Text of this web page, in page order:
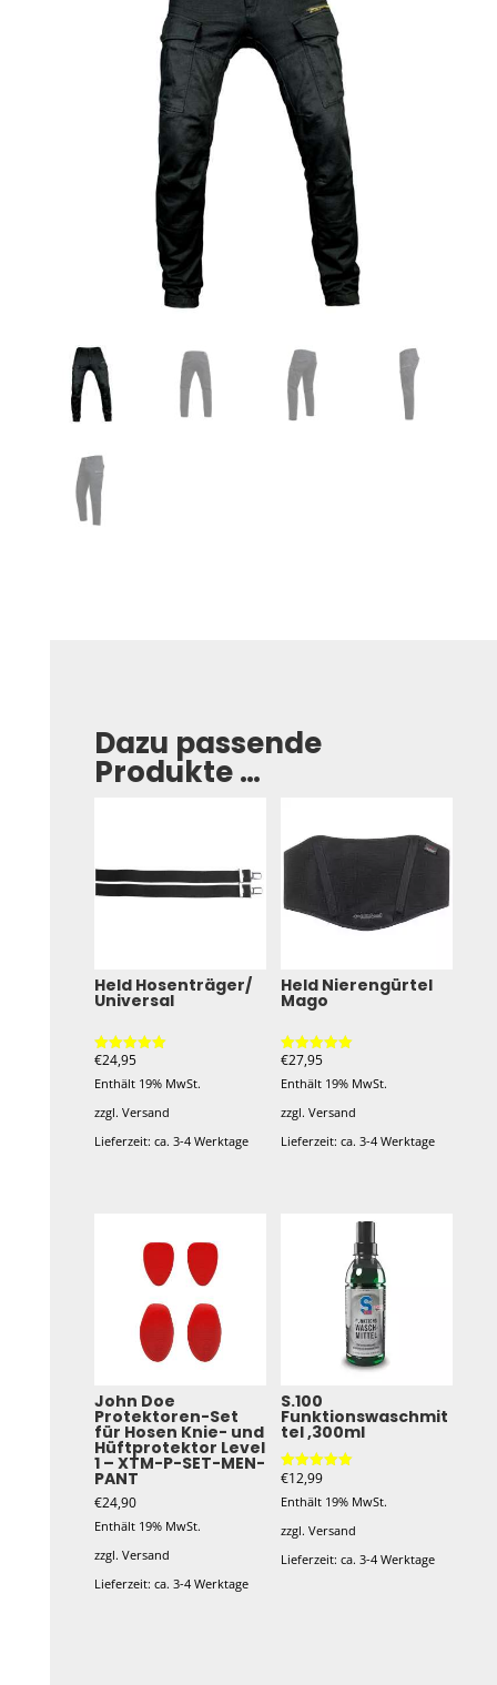
Dazu passende
Produkte …
Held Hosenträger/
Universal
Bewertet mit
von 5
€24,95
Enthält 19% MwSt.
zzgl.Versand
Lieferzeit: ca. 3-4 Werktage
mehrere
Varianten
können
auf
der
Produktseite
gewählt
werden
Held Nierengürtel
Mago
Bewertet mit
von 5
€27,95
Enthält 19% MwSt.
zzgl. Versand
Lieferzeit: ca. 3-4 Werktage
Varianten
können
der
Produktseite
gewählt
werden
John Doe
Protektoren-Set
für Hosen Knie- und
Hüftprotektor Level
1 – XTM-P-SET-MEN-
PANT
€24,90
Enthält 19% MwSt.
zzgl.Versand
Lieferzeit: ca. 3-4 Werktage
S.100
Funktionswaschmit
tel ,300ml
Bewertet mit
von 5
€12,99
Enthält 19% MwSt.
zzgl. Versand
Lieferzeit: ca. 3-4 Werktage